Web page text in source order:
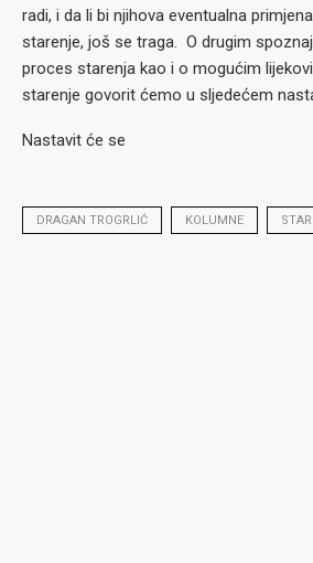
radi, i da li bi njihova eventualna
starenje, još se traga. O drugim
proces starenja kao i o mogućim
starenje govorit ćemo u sljedećem
Nastavit će se
DRAGAN TROGRLIĆ KOLUMNE